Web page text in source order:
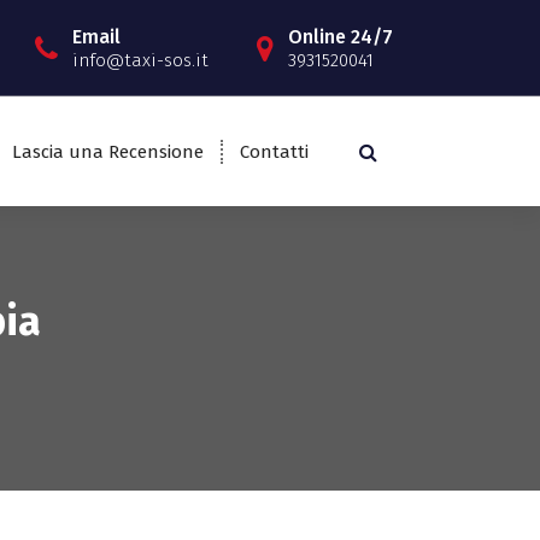
Email
info@taxi-sos.it
Online 24/7
3931520041
Lascia una Recensione Contatti